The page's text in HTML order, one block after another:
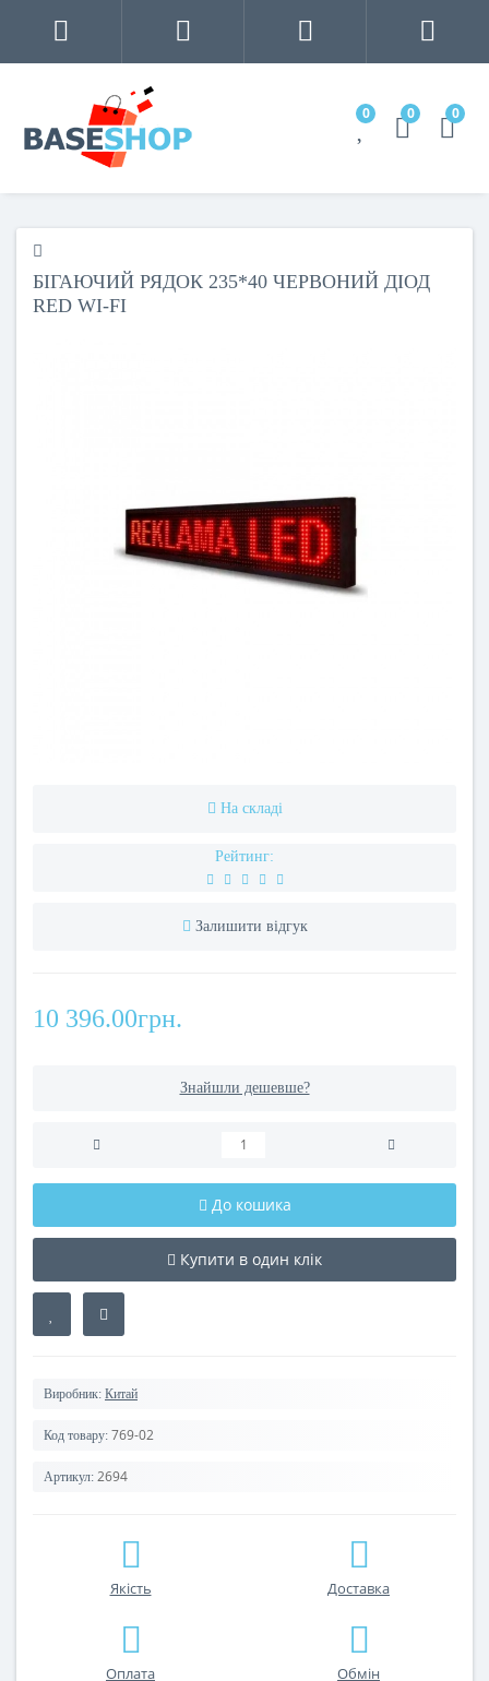
0 0 0
БІГАЮЧИЙ РЯДОК 235*40 ЧЕРВОНИЙ ДІОД
RED WI-FI
На складі
Рейтинг:
Залишити відгук
10 396.00грн.
Знайшли дешевше?
До кошика
Купити в один клік
Виробник: Китай
Код товару: 769-02
Артикул: 2694
Якість Доставка
Оплата Обмін